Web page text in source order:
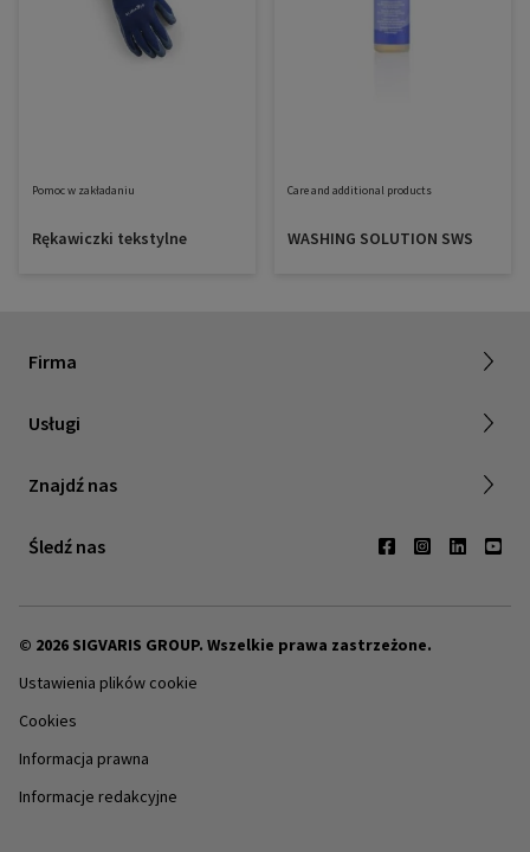
Pomoc w zakładaniu
Rękawiczki tekstylne
Care and additional products
WASHING SOLUTION SWS
Firma
Praca z nami
Usługi
Relacje inwestorskie
Znajdź nas
Kontakt
Śledź nas
© 2026 SIGVARIS GROUP. Wszelkie prawa zastrzeżone.
Ustawienia plików cookie
Cookies
Informacja prawna
Informacje redakcyjne